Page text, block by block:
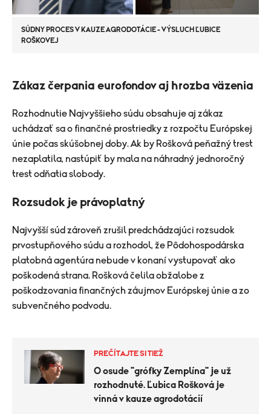
SÚDNY PROCES V KAUZE AGRODOTÁCIE - VÝSLUCH ĽUBICE
ROŠKOVEJ
Zákaz čerpania eurofondov aj hrozba väzenia
Rozhodnutie Najvyššieho súdu obsahuje aj zákaz
uchádzať sa o finančné prostriedky z rozpočtu Európskej
únie počas skúšobnej doby. Ak by Rošková peňažný trest
nezaplatila, nastúpiť by mala na náhradný jednoročný
trest odňatia slobody.
Rozsudok je právoplatný
Najvyšší súd zároveň zrušil predchádzajúci rozsudok
prvostupňového súdu a rozhodol, že Pôdohospodárska
platobná agentúra nebude v konaní vystupovať ako
poškodená strana. Rošková čelila obžalobe z
poškodzovania finančných záujmov Európskej únie a zo
subvenčného podvodu.
PREČÍTAJTE SI TIEŽ
O osude "grófky Zemplína" je už
rozhodnuté. Ľubica Rošková je
vinná v kauze agrodotácií